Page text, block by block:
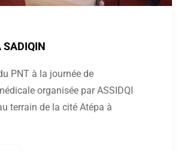
SADIQIN
PNT à la journée de
organisée par ASSIDQI
terrain de la cité Atépa à